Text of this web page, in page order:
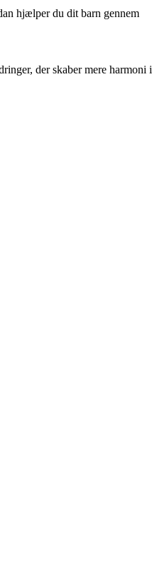
hjælper du dit barn gennem
der skaber mere harmoni i